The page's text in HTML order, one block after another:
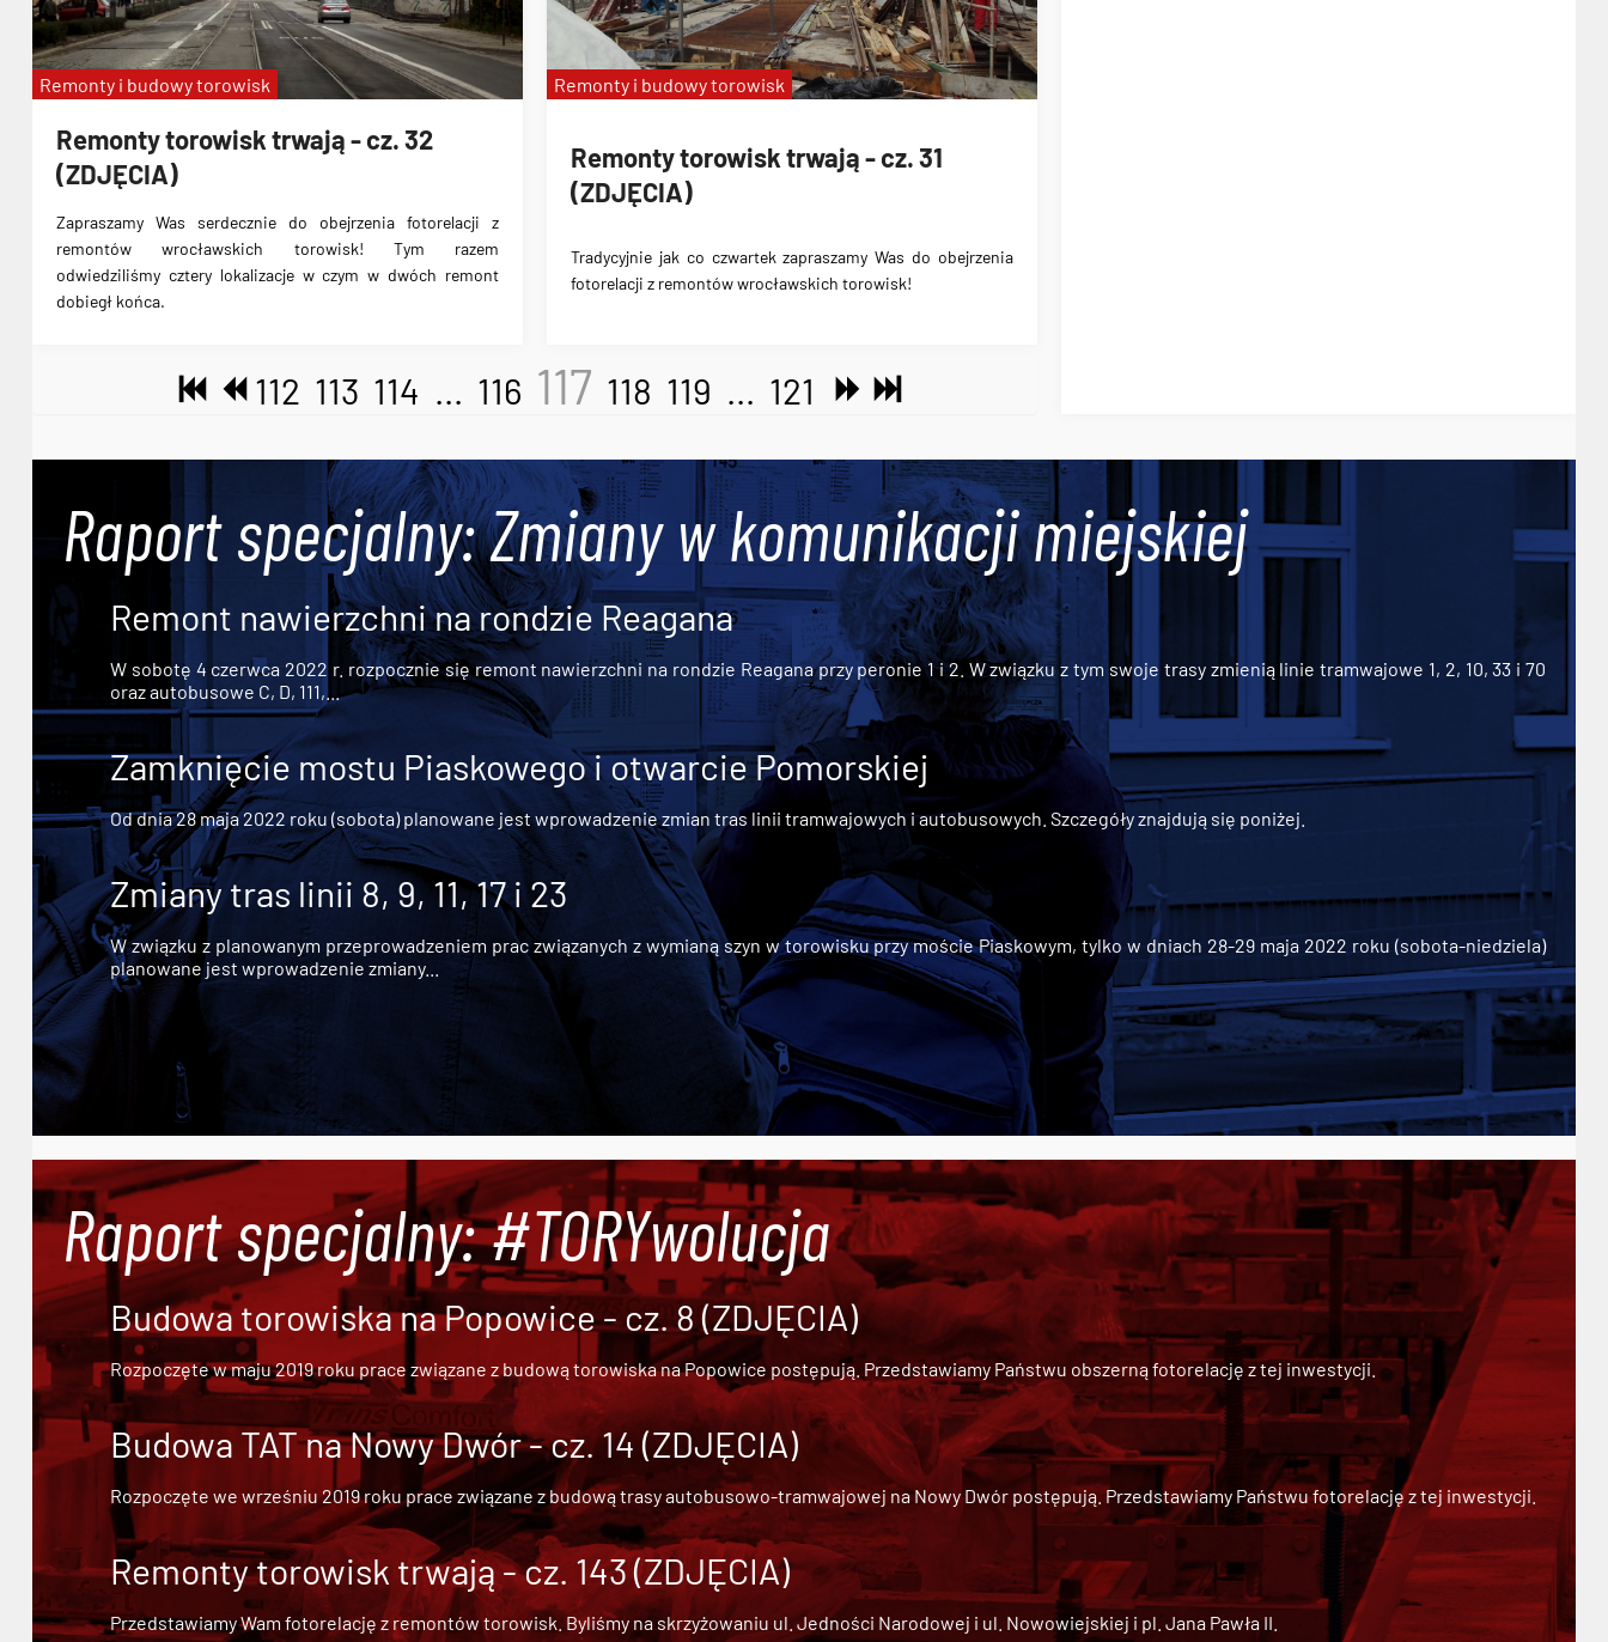
Remonty torowisk trwają - cz. 32
(ZDJĘCIA)
Zapraszamy Was serdecznie do obejrzenia fotorelacji z
remontów wrocławskich torowisk! Tym razem
odwiedziliśmy cztery lokalizacje w czym w dwóch remont
dobiegł końca.
Remonty i budowy torowisk
Remonty torowisk trwają - cz. 31
(ZDJĘCIA)
Tradycyjnie jak co czwartek zapraszamy Was do obejrzenia
fotorelacji z remontów wrocławskich torowisk!
Remonty i budowy torowisk
112 113 114 ... 116 117 118 119 ... 121
Raport specjalny: Zmiany w komunikacji miejskiej
Remont nawierzchni na rondzie Reagana
W sobotę 4 czerwca 2022 r. rozpocznie się remont nawierzchni na rondzie Reagana przy peronie 1 i 2. W związku z tym swoje trasy zmienią linie tramwajowe 1, 2, 10, 33 i 70
oraz autobusowe C, D, 111,...
Zamknięcie mostu Piaskowego i otwarcie Pomorskiej
Od dnia 28 maja 2022 roku (sobota) planowane jest wprowadzenie zmian tras linii tramwajowych i autobusowych. Szczegóły znajdują się poniżej.
Zmiany tras linii 8, 9, 11, 17 i 23
W związku z planowanym przeprowadzeniem prac związanych z wymianą szyn w torowisku przy moście Piaskowym, tylko w dniach 28-29 maja 2022 roku (sobota-niedziela)
planowane jest wprowadzenie zmiany...
Raport specjalny: #TORYwolucja
Budowa torowiska na Popowice - cz. 8 (ZDJĘCIA)
Rozpoczęte w maju 2019 roku prace związane z budową torowiska na Popowice postępują. Przedstawiamy Państwu obszerną fotorelację z tej inwestycji.
Budowa TAT na Nowy Dwór - cz. 14 (ZDJĘCIA)
Rozpoczęte we wrześniu 2019 roku prace związane zbudową trasy autobusowo-tramwajowej na Nowy Dwórpostępują. Przedstawiamy Państwu fotorelację z tej inwestycji.
Remonty torowisk trwają - cz. 143 (ZDJĘCIA)
Przedstawiamy Wam fotorelację z remontów torowisk. Byliśmy na skrzyżowaniu ul. Jedności Narodowej i ul. Nowowiejskiej i pl. Jana Pawła II.